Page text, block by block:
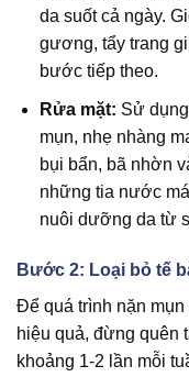
da suốt cả ngày.
gương, tẩy trang
bước tiếp theo.
Rửa mặt: Sử
mụn, nhẹ nhàng
bụi bẩn, bã nhờn
những tia nước
nuôi dưỡng da từ
Bước 2: Loại bỏ tế
Để quá trình nặn
hiệu quả, đừng quên
khoảng 1-2 lần mỗi